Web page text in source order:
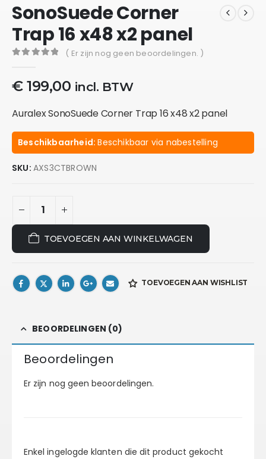
SonoSuede Corner
Trap 16 x48 x2 panel
( Er zijn nog geen beoordelingen. )
€199,00 incl. BTW
Auralex SonoSuede Corner Trap 16 x48 x2 panel
Beschikbaarheid:Beschikbaar via nabestelling
SKU: AXS3CTBROWN
TOEVOEGEN AAN WINKELWAGEN
TOEVOEGEN AAN WISHLIST
BEOORDELINGEN (0)
Beoordelingen
Er zijn nog geen beoordelingen.
Enkel ingelogde klanten die dit product gekocht